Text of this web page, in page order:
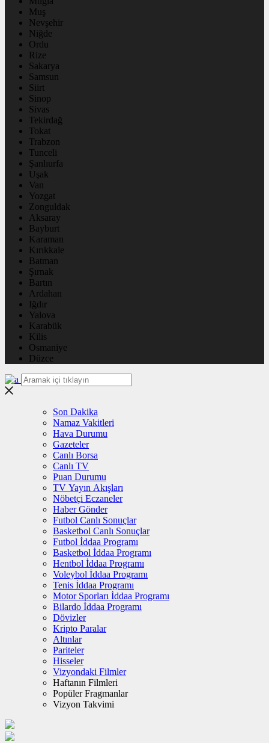
Muş
Nevşehir
Niğde
Ordu
Rize
Sakarya
Samsun
Siirt
Sinop
Sivas
Tekirdağ
Tokat
Trabzon
Tunceli
Şanlıurfa
Uşak
Van
Yozgat
Zonguldak
Aksaray
Bayburt
Karaman
Kırıkkale
Batman
Şırnak
Bartın
Ardahan
Iğdır
Yalova
Karabük
Kilis
Osmaniye
Düzce
Son Dakika
Namaz Vakitleri
Hava Durumu
Gazeteler
Canlı Borsa
Canlı TV
Puan Durumu
TV Yayın Akışları
Nöbetçi Eczaneler
Haber Gönder
Futbol Canlı Sonuçlar
Basketbol Canlı Sonuçlar
Futbol İddaa Programı
Basketbol İddaa Programı
Hentbol İddaa Programı
Voleybol İddaa Programı
Tenis İddaa Programı
Motor Sporları İddaa Programı
Bilardo İddaa Programı
Dövizler
Kripto Paralar
Altınlar
Pariteler
Hisseler
Vizyondaki Filmler
Haftanın Filmleri
Popüler Fragmanlar
Vizyon Takvimi